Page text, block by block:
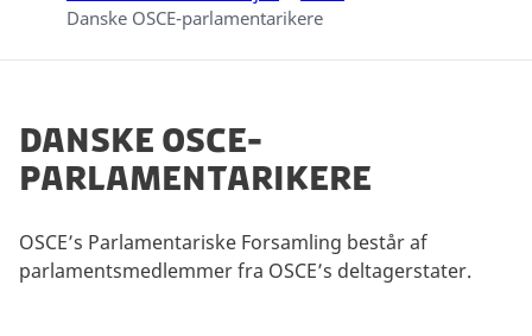
Danske OSCE-parlamentarikere
Danske OSCE-
parlamentarikere
OSCE’s Parlamentariske Forsamling består af
parlamentsmedlemmer fra OSCE’s deltagerstater.